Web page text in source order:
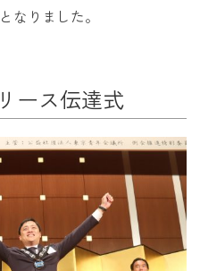
なりました。
ース伝達式